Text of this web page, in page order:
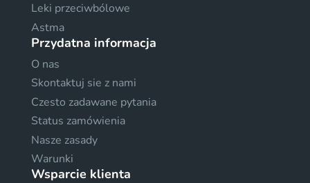
Leki przeciwbólowe
Astma
Przydatna informacja
O nas
Skontaktuj sie z nami
Czesto zadawane pytania
Status zamówienia
Nasze zasady
Warunki
Wsparcie klienta